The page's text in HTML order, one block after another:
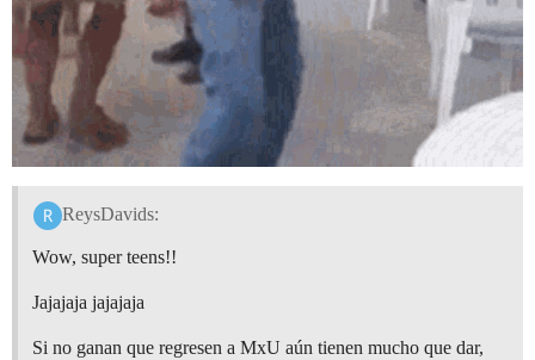
ReysDavids:
Wow, super teens!!
Jajajaja jajajaja
Si no ganan que regresen a MxU aún tienen mucho que dar,